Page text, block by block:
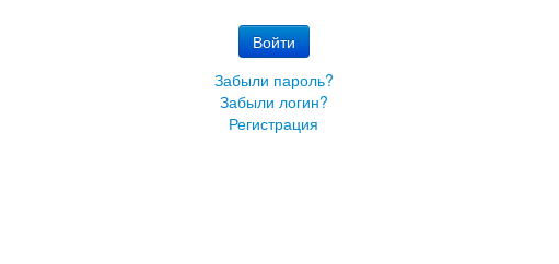
Войти
Забыли пароль?
Забыли логин?
Регистрация